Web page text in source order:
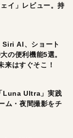
イ」レビュー。持
Siri AI、ショート
の便利機能5選。
はすぐそこ！
Luna Ultra」実践
ム・夜間撮影をチ